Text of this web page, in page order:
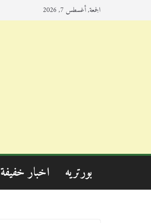
الجمعة, أغسطس 7, 2026
بورتريه اخبار خفيفة